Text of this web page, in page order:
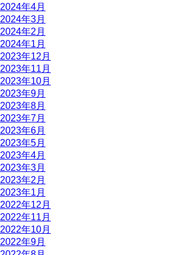
2024年4月
2024年3月
2024年2月
2024年1月
2023年12月
2023年11月
2023年10月
2023年9月
2023年8月
2023年7月
2023年6月
2023年5月
2023年4月
2023年3月
2023年2月
2023年1月
2022年12月
2022年11月
2022年10月
2022年9月